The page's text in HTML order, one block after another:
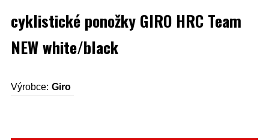
cyklistické ponožky GIRO HRC Team
NEW white/black
Výrobce: Giro